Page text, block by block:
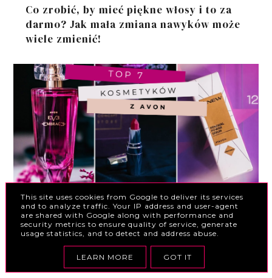
Co zrobić, by mieć piękne włosy i to za
darmo? Jak mała zmiana nawyków może
wiele zmienić!
Najlepsze kosmetyki z AVON - moje TOP
7!
This site uses cookies from Google to deliver its services
and to analyze traffic. Your IP address and user-agent
are shared with Google along with performance and
security metrics to ensure quality of service, generate
usage statistics, and to detect and address abuse.
LEARN MORE GOT IT